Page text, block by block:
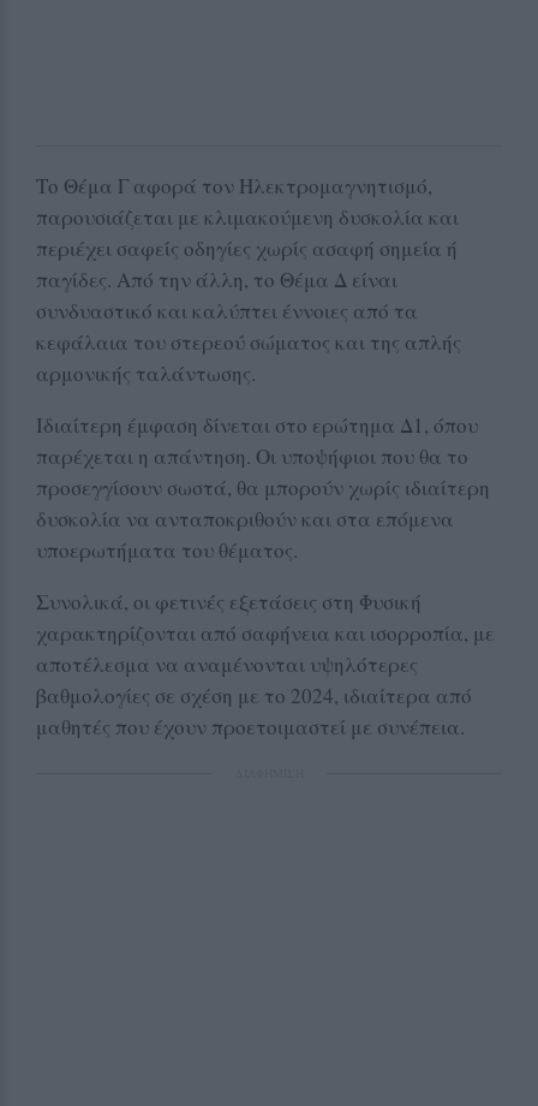
Το Θέμα Γ αφορά τον Ηλεκτρομαγνητισμό,
παρουσιάζεται με κλιμακούμενη δυσκολία και
περιέχει σαφείς οδηγίες χωρίς ασαφή σημεία ή
παγίδες. Από την άλλη, το Θέμα Δ είναι
συνδυαστικό και καλύπτει έννοιες από τα
κεφάλαια του στερεού σώματος και της απλής
αρμονικής ταλάντωσης.
Ιδιαίτερη έμφαση δίνεται στο ερώτημα Δ1, όπου
παρέχεται η απάντηση. Οι υποψήφιοι που θα το
προσεγγίσουν σωστά, θα μπορούν χωρίς ιδιαίτερη
δυσκολία να ανταποκριθούν και στα επόμενα
υποερωτήματα του θέματος.
Συνολικά, οι φετινές εξετάσεις στη Φυσική
χαρακτηρίζονται από σαφήνεια και ισορροπία, με
αποτέλεσμα να αναμένονται υψηλότερες
βαθμολογίες σε σχέση με το 2024, ιδιαίτερα από
μαθητές που έχουν προετοιμαστεί με συνέπεια.